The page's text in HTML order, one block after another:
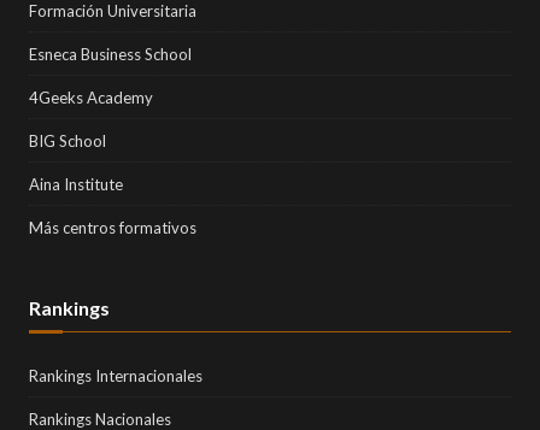
Formación Universitaria
Esneca Business School
4Geeks Academy
BIG School
Aina Institute
Más centros formativos
Rankings
Rankings Internacionales
Rankings Nacionales